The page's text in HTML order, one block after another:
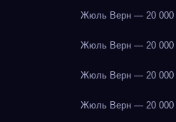
Жюль Верн — 20 000
Жюль Верн — 20 000
Жюль Верн — 20 000
Жюль Верн — 20 000